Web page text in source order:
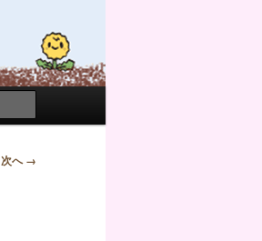
索
次へ →